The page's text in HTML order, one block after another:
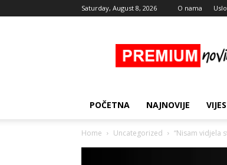
Saturday, August 8, 2026 O nama
Novine
POČETNA NAJNOVIJE
Home Uncategorized “Nisam vidjela